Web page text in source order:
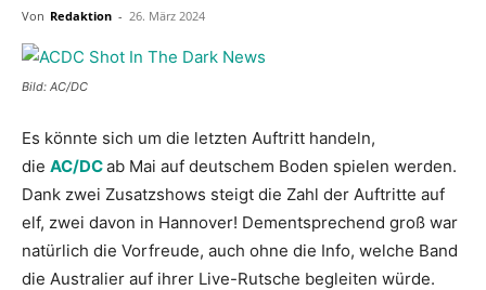
Von Redaktion - 26. März 2024
Bild: AC/DC
Es könnte sich um die letzten Auftritt handeln,
die AC/DCab Mai auf deutschem Boden spielen werden.
Dank zwei Zusatzshows steigt die Zahl der Auftritte auf
elf, zwei davon in Hannover! Dementsprechend groß war
natürlich die Vorfreude, auch ohne die Info, welche Band
die Australier auf ihrer Live-Rutsche begleiten würde.